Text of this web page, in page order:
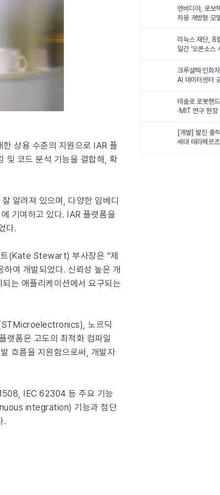
상용 수준의 지원으로 IAR 플
및 코드 분석 기능을 결합해, 확
알려져 있으며, 다양한 임베디
기여하고 있다. IAR 플랫폼을
다.
(Kate Stewart) 부사장은 “제
여 개발되었다. 신뢰성 높은 개
는 애플리케이션에서 요구되는
(STMicroelectronics), 노르딕
랫폼은 고도의 최적화 컴파일
흐름을 지원함으로써, 개발자
IEC 62304 등 주요 기능
integration) 기능과 첨단
.
엔비디아, 로보
차용 개방형 모
리눅스 재단, 8
일간 ‘오픈소스
크루셜텍·인화
AI 데이터센터
테솔로 로봇핸
·MIT 연구 현
화
[개발] 발진 출
세대 테라헤르